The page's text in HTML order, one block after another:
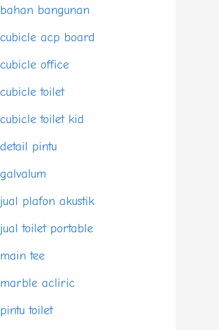
bahan bangunan
cubicle acp board
cubicle office
cubicle toilet
cubicle toilet kid
detail pintu
galvalum
jual plafon akustik
jual toilet portable
main tee
marble acliric
pintu toilet